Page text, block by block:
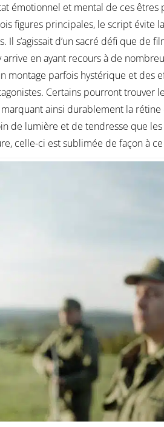
émotionnel et mental de ces
figures principales, le script évite
Il s’agissait d’un sacré défi que
arrive en ayant recours à de
montage parfois hystérique et des
Certains pourront trouver
marquant ainsi durablement la
de lumière et de tendresse que
celle-ci est sublimée de façon à